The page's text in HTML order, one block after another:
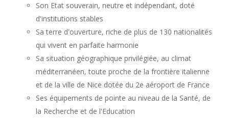
Son Etat souverain, neutre et indépendant, doté
d'institutions stables
Sa terre d'ouverture, riche de plus de 130 nationalités
qui vivent en parfaite harmonie
Sa situation géographique privilégiée, au climat
méditerranéen, toute proche de la frontière italienne
et de la ville de Nice dotée du 2e aéroport de France
Ses équipements de pointe au niveau de la Santé, de
la Recherche et de l'Education